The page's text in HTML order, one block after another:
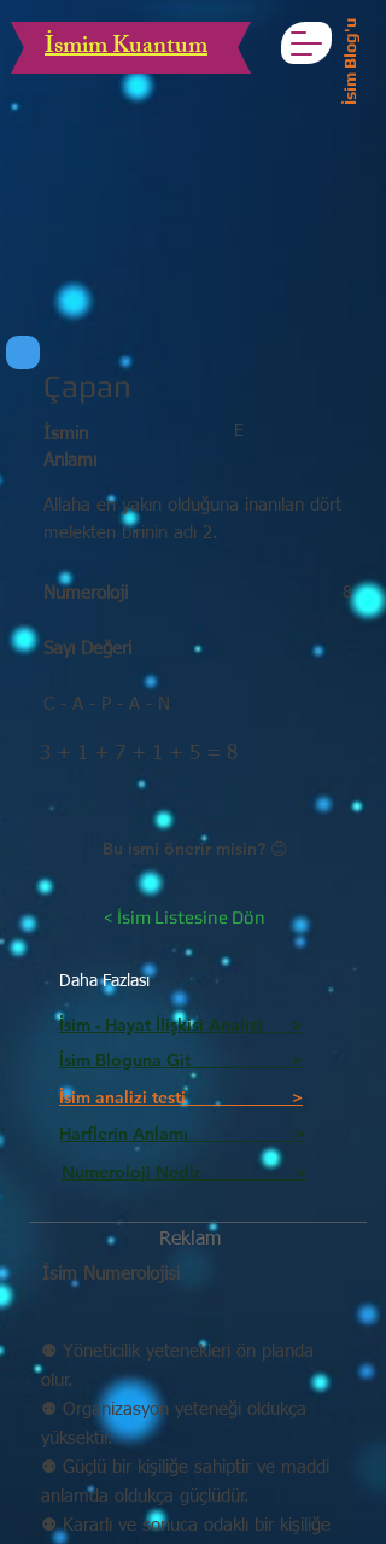
İsmim Kuantum İsim Blog'u
Çapan
E
İsmin
Anlamı
Allaha en yakın olduğuna inanılan dört
melekten birinin adı 2.
Numeroloji
Sayı Değeri
8
C - A - P - A - N
3 + 1 + 7 + 1 + 5 = 8
Bu ismi önerir misin? 😊
< İsim Listesine Dön
Daha Fazlası
İsim - Hayat İlişkisi Analizi >
İsim Bloguna Git >
İsim analizi testi >
Harflerin Anlamı >
Numeroloji Nedir_________ >
Reklam
İsim Numerolojisi
⚉ Yöneticilik yetenekleri ön planda
olur.
⚉ Organizasyon yeteneği oldukça
yüksektir.
⚉ Güçlü bir kişiliğe sahiptir ve maddi
anlamda oldukça güçlüdür.
⚉ Kararlı ve sonuca odaklı bir kişiliğe